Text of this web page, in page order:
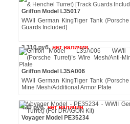
Griffon Model L35017
WWII German KingTiger Tank
Guards Included]
2 310 руб. нет наличии
Griffon Model L35A006
WWII German KingTiger Tank
Mine Mesh/Additional Armor Plate
430 руб. нет наличии
Voyager Model PE35234